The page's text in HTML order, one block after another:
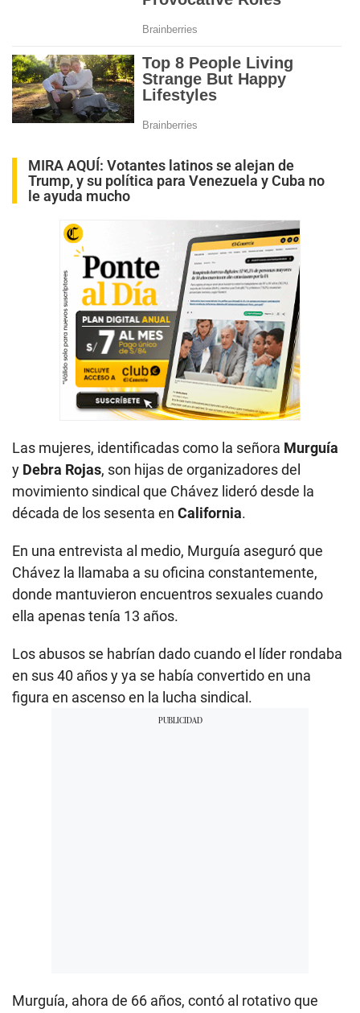
MIRA AQUÍ: Votantes latinos se alejan de
Trump, y su política para Venezuela y Cuba no
le ayuda mucho
Las mujeres, identificadas como la señora Murguía
y Debra Rojas, son hijas de organizadores del
movimiento sindical que Chávez lideró desde la
década de los sesenta en California.
En una entrevista al medio, Murguía aseguró que
Chávez la llamaba a su oficina constantemente,
donde mantuvieron encuentros sexuales cuando
ella apenas tenía 13 años.
Los abusos se habrían dado cuando el líder rondaba
en sus 40 años y ya se había convertido en una
figura en ascenso en la lucha sindical.
Murguía, ahora de 66 años, contó al rotativo que